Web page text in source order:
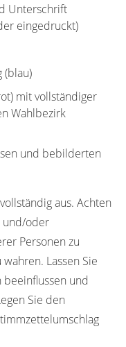
Unterschrift
eingedruckt)
(blau)
mit vollständiger
Wahlbezirk
und bebilderten
aus. Achten
und/oder
Personen zu
Lassen Sie
und
Sie den